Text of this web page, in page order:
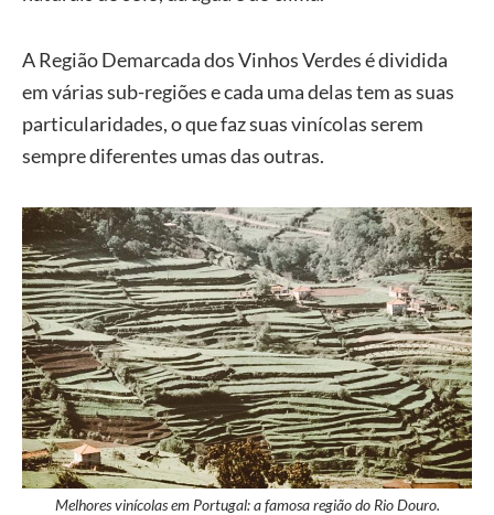
A Região Demarcada dos Vinhos Verdes é dividida
em várias sub-regiões e cada uma delas tem as suas
particularidades, o que faz suas vinícolas serem
sempre diferentes umas das outras.
Melhores vinícolas em Portugal: a famosa região do Rio Douro.